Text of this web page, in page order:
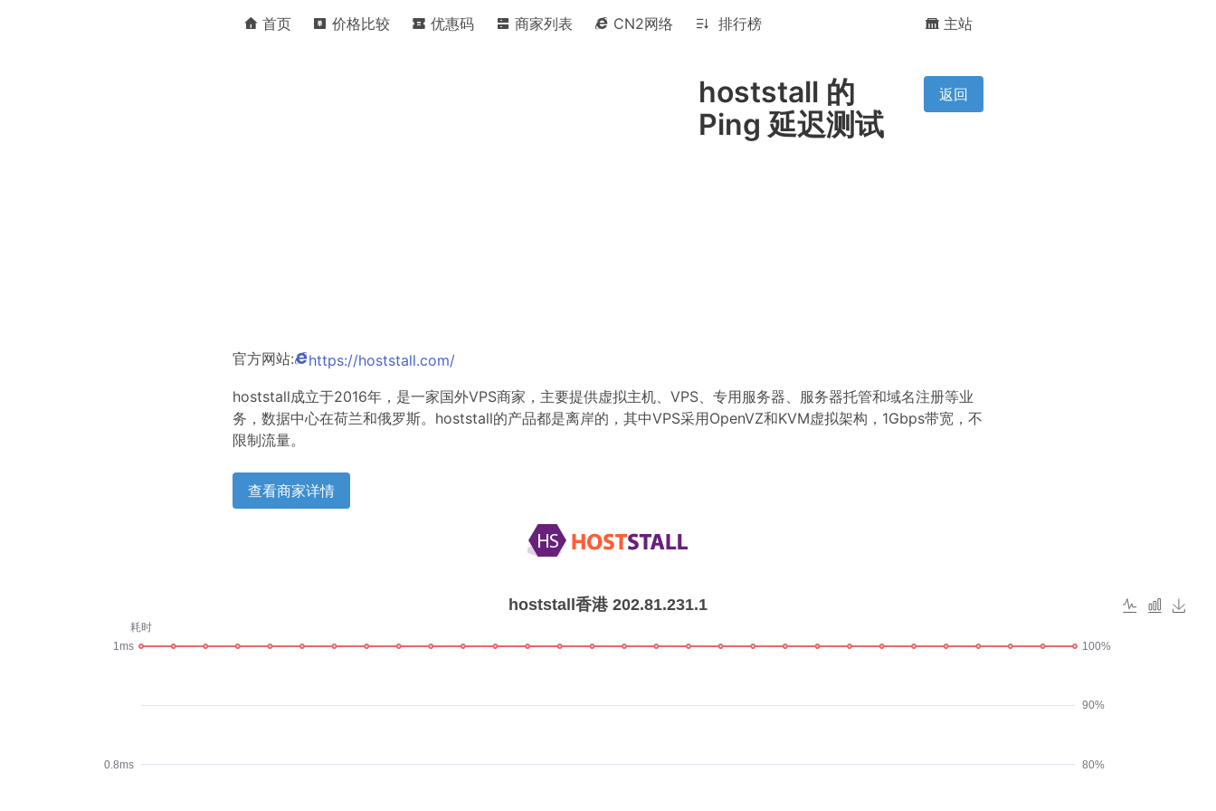
首页 价格比较 优惠码 商家列表 CN2网络 排行榜 主站
hoststall 的
Ping 延迟测试
返回
官方网站:
https://hoststall.com/
hoststall成立于2016年，是一家国外VPS商家，主要提供虚拟主机、VPS、专用服务器、服务器托管和域名注册等业
务，数据中心在荷兰和俄罗斯。hoststall的产品都是离岸的，其中VPS采用OpenVZ和KVM虚拟架构，1Gbps带宽，不
限制流量。
查看商家详情
耗时
0.8ms
1ms
80%
90%
100%
hoststall香港 202.81.231.1